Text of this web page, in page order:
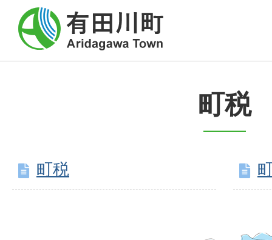
町税
町税